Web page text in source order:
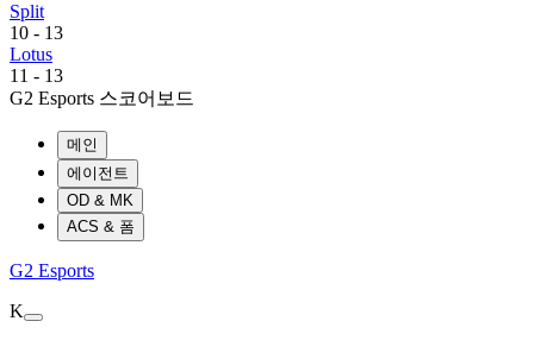
Split
10 - 13
Lotus
11 - 13
G2 Esports 스코어보드
메인
에이전트
OD & MK
ACS & 폼
G2 Esports
K